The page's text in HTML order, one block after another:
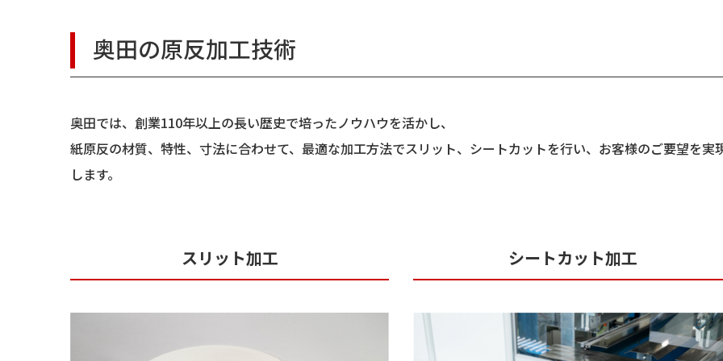
奥田の原反加工技術
奥田では、創業110年以上の長い歴史で培ったノウハウを活かし、
紙原反の材質、特性、寸法に合わせて、最適な加工方法でスリット、シートカットを行い、お客様のご要望を実
します。
スリット加工 シートカット加工